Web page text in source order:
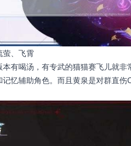
萤、飞霄
有喝汤，有专武的猫猫赛飞儿就
忆辅助角色。而且黄泉是对群直